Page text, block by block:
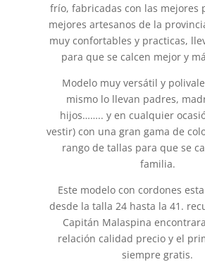
frío, fabricadas con las mejores
mejores artesanos de la
muy confortables y practicas,
para que se calcen mejor y
Modelo muy versátil y
mismo lo llevan padres,
hijos…….. y en cualquier
vestir) con una gran gama de
rango de tallas para que se
familia.
Este modelo con cordones
desde la talla 24 hasta la 41.
Capitán Malaspina
relación calidad precio y el
siempre gratis.